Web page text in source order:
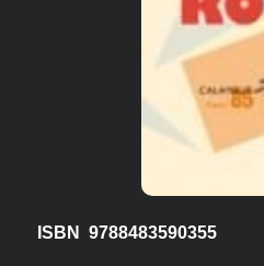
ISBN 9788483590355